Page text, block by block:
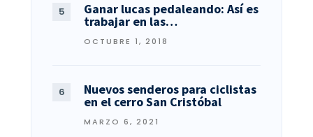
Ganar lucas pedaleando: Así es
trabajar en las…
OCTUBRE 1, 2018
Nuevos senderos para ciclistas
en el cerro San Cristóbal
MARZO 6, 2021